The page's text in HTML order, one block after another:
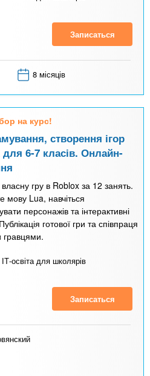
Записаться
8 місяців
на курс!
створення ігор
6-7 класів. Онлайн-
власну гру в Roblox за 12 занять.
мову Lua, навчіться
персонажів та інтерактивні
готової гри та співпраця
гравцями.
освіта для школярів
Записаться